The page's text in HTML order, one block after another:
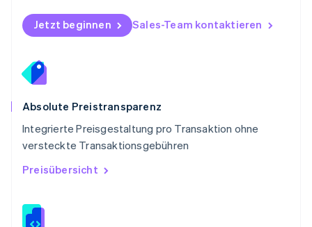
Jetzt beginnen Sales-Team kontaktieren
Absolute Preistransparenz
Integrierte Preisgestaltung pro Transaktion ohne
versteckte Transaktionsgebühren
Preisübersicht
Schweden
Svenska English
Deutsch
Singapur
English
Slowakei
Slowenien
EnglishItaliano
Sonderverwaltungsregion Hongkong,
Spanien